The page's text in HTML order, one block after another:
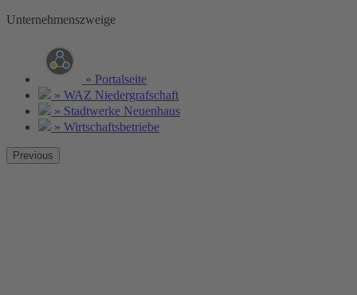
Unternehmenszweige
» Portalseite
» WAZ Niedergrafschaft
» Stadtwerke Neuenhaus
» Wirtschaftsbetriebe
Previous